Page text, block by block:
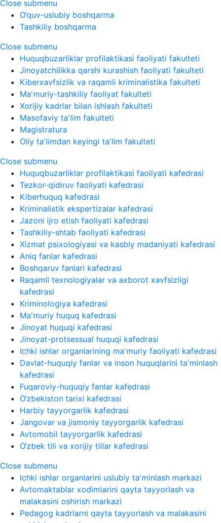
Close submenu
O‘quv-uslubiy boshqarma
Tashkiliy boshqarma
Close submenu
Huquqbuzarliklar profilaktikasi faoliyati fakulteti
Jinoyatchilikka qarshi kurashish faoliyati fakulteti
Kiberxavfsizlik va raqamli kriminalistika fakulteti
Maʼmuriy-tashkiliy faoliyat fakulteti
Xorijiy kadrlar bilan ishlash fakulteti
Masofaviy taʼlim fakulteti
Magistratura
Oliy taʼlimdan keyingi taʼlim fakulteti
Close submenu
Huquqbuzarliklar profilaktikasi faoliyati kafedrasi
Tezkor-qidiruv faoliyati kafedrasi
Kiberhuquq kafedrasi
Kriminalistik ekspertizalar kafedrasi
Jazoni ijro etish faoliyati kafedrasi
Tashkiliy-shtab faoliyati kafedrasi
Xizmat psixologiyasi va kasbiy madaniyati kafedrasi
Aniq fanlar kafedrasi
Boshqaruv fanlari kafedrasi
Raqamli texnologiyalar va axborot xavfsizligi
kafedrasi
Kriminologiya kafedrasi
Maʼmuriy huquq kafedrasi
Jinoyat huquqi kafedrasi
Jinoyat-protsessual huquqi kafedrasi
Ichki ishlar organlarining maʼmuriy faoliyati kafedrasi
Davlat-huquqiy fanlar va inson huquqlarini taʼminlash
kafedrasi
Fuqaroviy-huquqiy fanlar kafedrasi
O‘zbekiston tarixi kafedrasi
Harbiy tayyorgarlik kafedrasi
Jangovar va jismoniy tayyorgarlik kafedrasi
Avtomobil tayyorgarlik kafedrasi
O‘zbek tili va xorijiy tillar kafedrasi
Close submenu
Ichki ishlar organlarini uslubiy taʼminlash markazi
Avtomaktablar xodimlarini qayta tayyorlash va
malakasini oshirish markazi
Pedagog kadrlarni qayta tayyorlash va malakasini